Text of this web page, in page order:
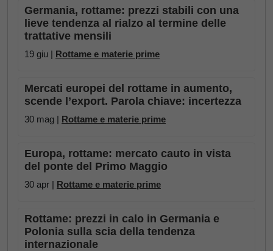
Germania, rottame: prezzi stabili con una
lieve tendenza al rialzo al termine delle
trattative mensili
19 giu | Rottame e materie prime
Mercati europei del rottame in aumento,
scende l’export. Parola chiave: incertezza
30 mag | Rottame e materie prime
Europa, rottame: mercato cauto in vista
del ponte del Primo Maggio
30 apr | Rottame e materie prime
Rottame: prezzi in calo in Germania e
Polonia sulla scia della tendenza
internazionale